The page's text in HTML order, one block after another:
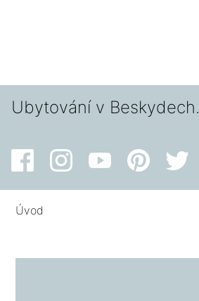
Ubytování v Beskydech.
Úvod